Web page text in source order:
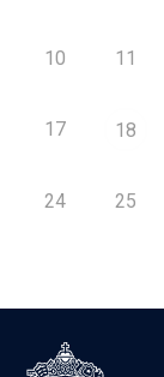
10 11
17 18
24 25